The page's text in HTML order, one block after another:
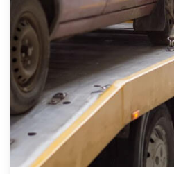
kenteken in en druk op
Wij kunnen u helpen met de
eigenlijk alle merken, zoals
Chevrolet, Citroën, Dacia, Fiat,
Kia, Mazda, Mercedes Benz,
Peugeot, Porsche, Renault,
Toyota, Volkswagen en Volvo.